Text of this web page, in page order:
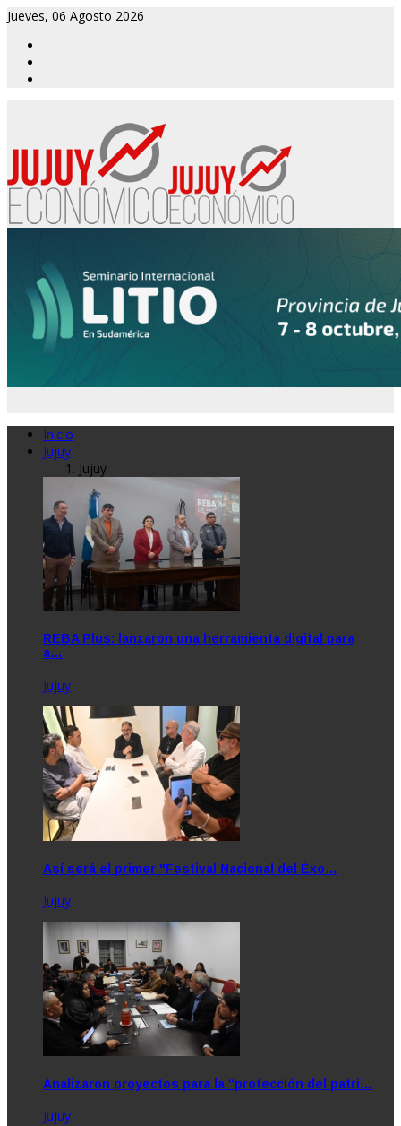
Jueves, 06 Agosto 2026
Inicio
Jujuy
Jujuy
REBA Plus: lanzaron una herramienta digital para
a…
Jujuy
Así será el primer "Festival Nacional del Éxo…
Jujuy
Analizaron proyectos para la “protección del patri…
Jujuy